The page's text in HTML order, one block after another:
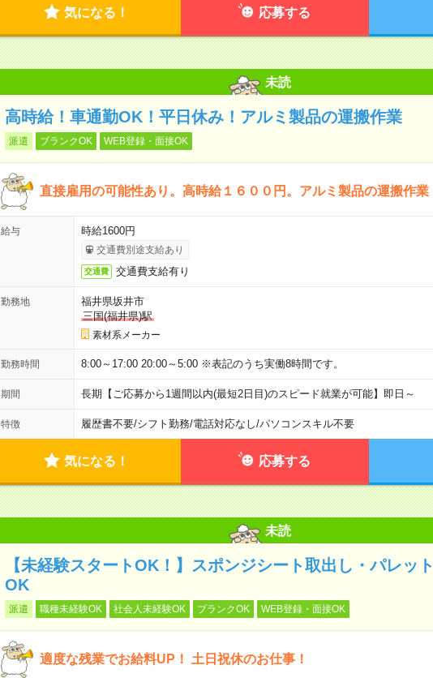
気になる！ 応募する
未読
高時給！車通勤OK！平日休み！アルミ製品の運搬作業
派遣 ブランクOK WEB登録・面接OK
直接雇用の可能性あり。高時給１６００円。アルミ製品の運搬作業
給与 時給1600円
交通費別途支給あり
交通費 交通費支給有り
勤務地
福井県坂井市
三国(福井県)駅
素材系メーカー
勤務時間 8:00～17:00 20:00～5:00 ※表記のうち実働8時間です。
期間 長期【ご応募から1週間以内(最短2日目)のスピード就業が可能】即日～
特徴 履歴書不要/シフト勤務/電話対応なし/パソコンスキル不要
気になる！ 応募する
未読
【未経験スタートOK！】スポンジシート取出し・パレッ
OK
派遣 職種未経験OK 社会人未経験OK ブランクOK WEB登録・面接OK
適度な残業でお給料UP！ 土日祝休のお仕事！